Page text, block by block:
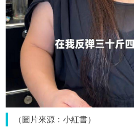
（圖片來源：小紅書）